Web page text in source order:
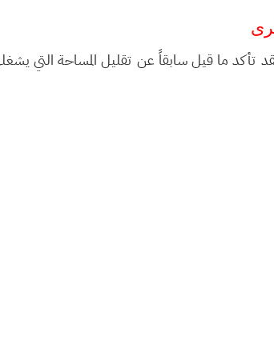
فقد تأكد ما قيل سابقاً عن تقليل المساحة التي